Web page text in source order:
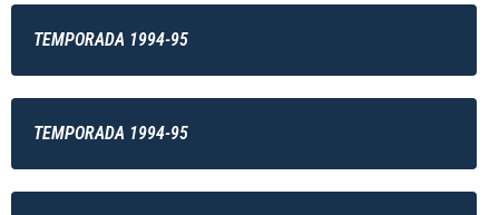
TEMPORADA 1994-95
TEMPORADA 1994-95